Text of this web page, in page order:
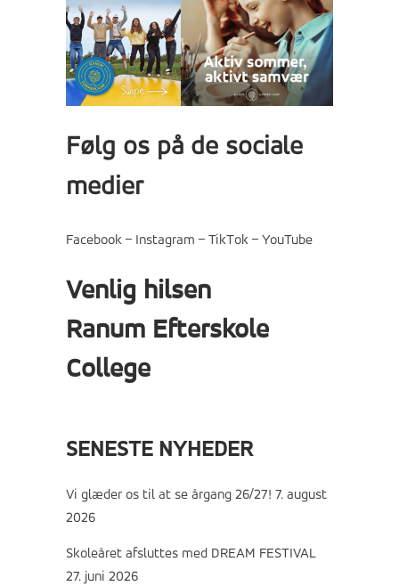
Følg os på de sociale
medier
Facebook – Instagram – TikTok – YouTube
Venlig hilsen
Ranum Efterskole
College
SENESTE NYHEDER
Vi glæder os til at se årgang 26/27! 7. august
2026
Skoleåret afsluttes med DREAM FESTIVAL
27. juni 2026